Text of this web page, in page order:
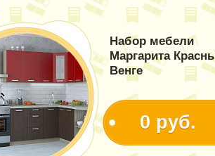
Набор мебели
Маргарита
Венге
0 руб.